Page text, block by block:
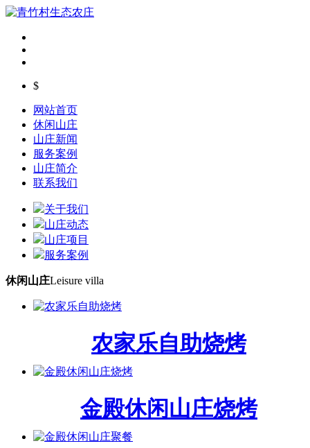
$
网站首页
休闲山庄
山庄新闻
服务案例
山庄简介
联系我们
关于我们
山庄动态
山庄项目
服务案例
休闲山庄Leisure villa
农家乐自助烧烤
金殿休闲山庄烧烤